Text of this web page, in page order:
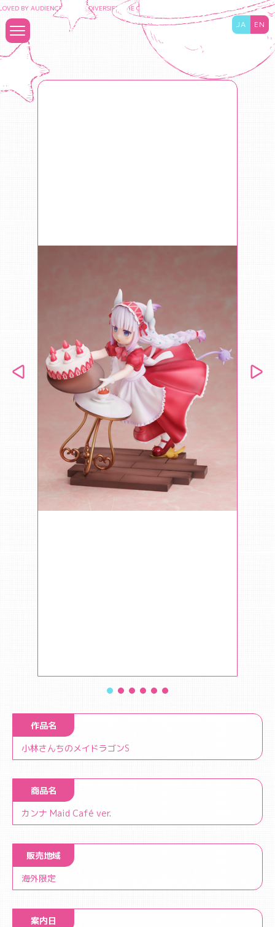
BY AUDIENCES TO DIVERSIFY THE CONTENT BUSINESS AND MAXIMIZE THE
JA EN
作品名
小林さんちのメイドラゴンS
商品名
カンナ Maid Café ver.
販売地域
海外限定
案内日